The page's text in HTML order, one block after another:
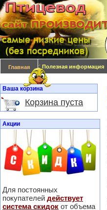
Главная Полезная информация
Ваша корзина
Корзина пуста
Акции
Для постоянных
покупателей действует
система скидок от объема